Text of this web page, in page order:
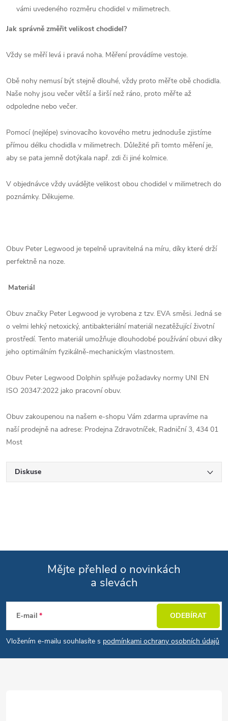
vámi uvedeného rozměru chodidel v milimetrech.
Jak správně změřit velikost chodidel?
Vždy se měří levá i pravá noha. Měření provádíme vestoje.
Obě nohy nemusí být stejně dlouhé, vždy proto měřte obě chodidla.
Naše nohy jsou večer větší a širší než ráno, proto měřte až
odpoledne nebo večer.
Pomocí (nejlépe) svinovacího kovového metru jednoduše zjistíme
přímou délku chodidla v milimetrech. Důležité při tomto měření je,
aby se pata jemně dotýkala např. zdi či jiné kolmice.
V objednávce vždy uvádějte velikost obou chodidel v milimetrech do
poznámky. Děkujeme.
Obuv Peter Legwood je tepelně upravitelná na míru, díky které drží
perfektně na noze.
Materiál
Obuv značky Peter Legwood je vyrobena z tzv. EVA směsi. Jedná se
o velmi lehký netoxický, antibakteriální materiál nezatěžující životní
prostředí. Tento materiál umožňuje dlouhodobé používání obuvi díky
jeho optimálním fyzikálně-mechanickým vlastnostem.
Obuv Peter Legwood Dolphin splňuje požadavky normy UNI EN
ISO 20347:2022 jako pracovní obuv.
Obuv zakoupenou na našem e-shopu Vám zdarma upravíme na
naší prodejně na adrese: Prodejna Zdravotníček, Radniční 3, 434 01
Most
Diskuse
Mějte přehled o novinkách
a slevách
E-mail
Vložením e-mailu souhlasíte s podmínkami ochrany osobních údajů
ODEBÍRAT